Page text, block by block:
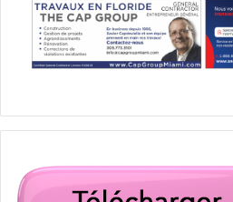
en vain de laisser derrière lui
n’ont rien d’une famille
prétend détenir une lamelle
c’est toute une dynastie qui
secrets tenus par son père. Ils
donner à son héritage.